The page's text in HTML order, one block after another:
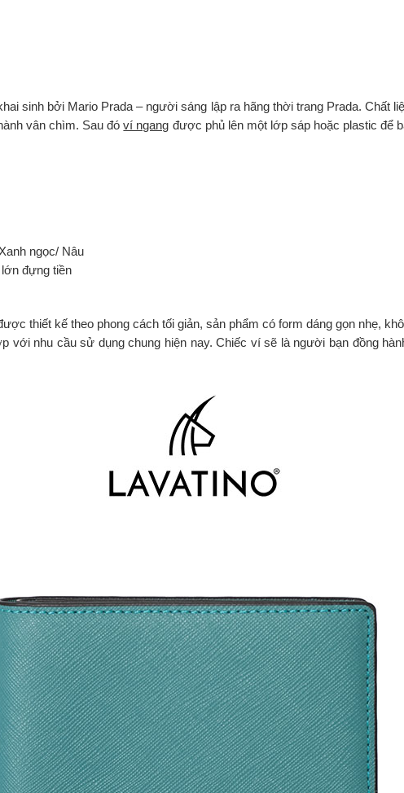
sinh bởi Mario Prada – người sáng lập ra hãng thời trang Prada. Chất
vân chìm. Sau đóví ngang được phủ lên một lớp sáp hoặc plastic để
ngọc/ Nâu
đựng tiền
thiết kế theo phong cách tối giản, sản phẩm có form dáng gọn nhẹ,
với nhu cầu sử dụng chung hiện nay. Chiếc ví sẽ là người bạn đồng